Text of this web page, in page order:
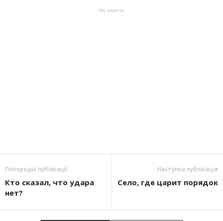
На замітку
Попередні публікації
Кто сказал, что удара
нет?
Наступна публікація
Село, где царит порядок